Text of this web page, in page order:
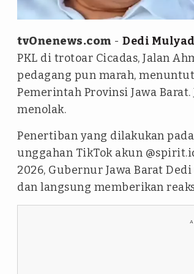
Kolase tvOnenews.com /
tvOnenews.com - Dedi
PKL di trotoar Cicadas, Jalan
pedagang pun marah,
Pemerintah Provinsi Jawa
menolak.
Penertiban yang dilakukan
unggahan TikTok akun
2026, Gubernur Jawa Barat
dan langsung memberikan